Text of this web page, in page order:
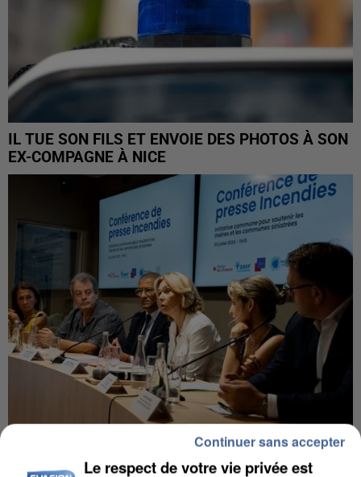
IL TUE SON FILS ET ENVOIE DES PHOTOS À SON
EX-COMPAGNE À NICE
INCENDIES : L’ÎLE-DE-FRANCE LANCE UN ÉLAN
DE SOLIDARITÉ AVEC LES...
Le respect de votre vie privée est
Continuer sans accepter